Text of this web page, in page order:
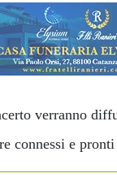
verranno
connessi e